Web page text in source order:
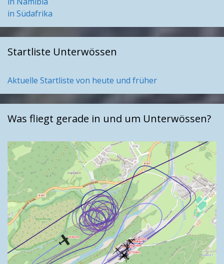
in Südafrika
Startliste Unterwössen
Aktuelle Startliste von heute und früher
Was fliegt gerade in und um Unterwössen?